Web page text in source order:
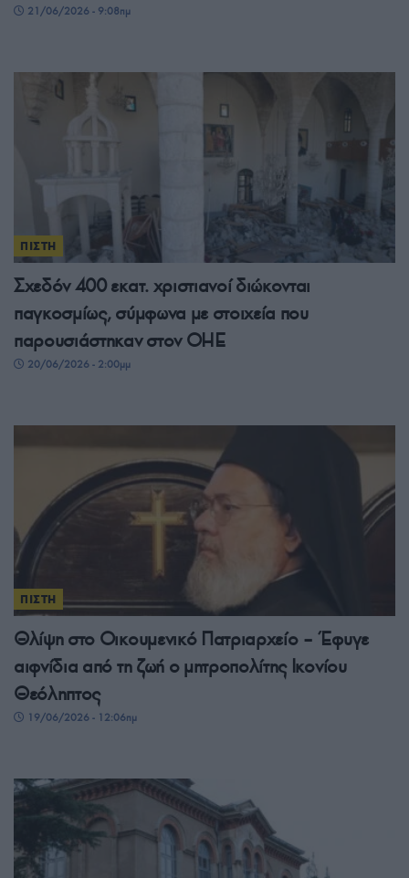
21/06/2026 - 9:08πμ
ΠΙΣΤΗ
Σχεδόν 400 εκατ. χριστιανοί διώκονται
παγκοσμίως, σύμφωνα με στοιχεία που
παρουσιάστηκαν στον ΟΗΕ
20/06/2026 - 2:00μμ
ΠΙΣΤΗ
Θλίψη στο Οικουμενικό Πατριαρχείο – Έφυγε
αιφνίδια από τη ζωή ο μητροπολίτης Ικονίου
Θεόληπτος
19/06/2026 - 12:06πμ